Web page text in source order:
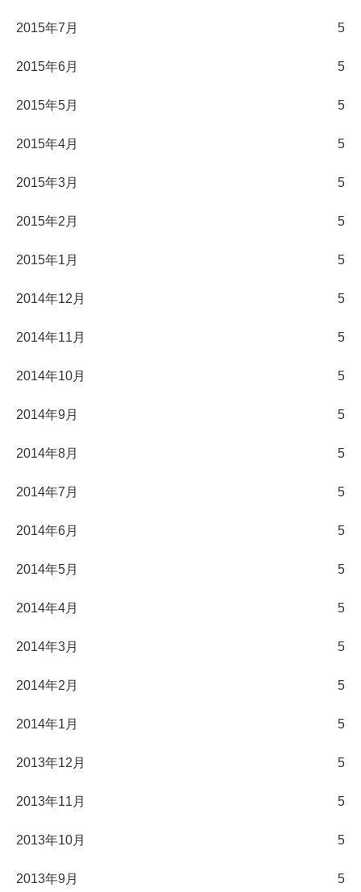
2015年7月 5
2015年6月 5
2015年5月 5
2015年4月 5
2015年3月 5
2015年2月 5
2015年1月 5
2014年12月 5
2014年11月 5
2014年10月 5
2014年9月 5
2014年8月 5
2014年7月 5
2014年6月 5
2014年5月 5
2014年4月 5
2014年3月 5
2014年2月 5
2014年1月 5
2013年12月 5
2013年11月 5
2013年10月 5
2013年9月 5